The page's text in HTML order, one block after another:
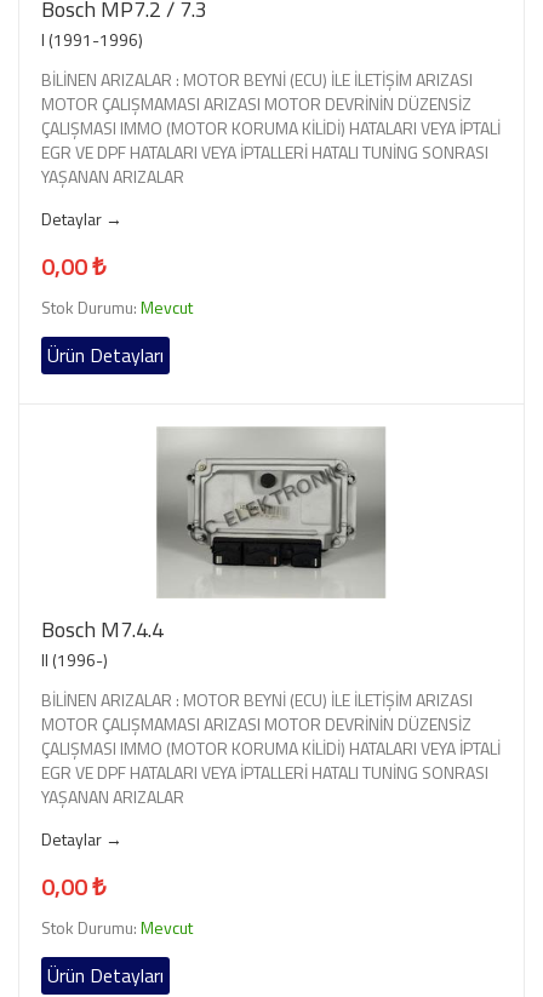
Bosch MP7.2 / 7.3
I (1991-1996)
BİLİNEN ARIZALAR : MOTOR BEYNİ (ECU) İLE İLETİŞİM ARIZASI
MOTOR ÇALIŞMAMASI ARIZASI MOTOR DEVRİNİN DÜZENSİZ
ÇALIŞMASI IMMO (MOTOR KORUMA KİLİDİ) HATALARI VEYA İPTALİ
EGR VE DPF HATALARI VEYA İPTALLERİ HATALI TUNİNG SONRASI
YAŞANAN ARIZALAR
Detaylar →
0,00 ₺
Stok Durumu:Mevcut
Ürün Detayları
Bosch M7.4.4
II (1996-)
BİLİNEN ARIZALAR : MOTOR BEYNİ (ECU) İLE İLETİŞİM ARIZASI
MOTOR ÇALIŞMAMASI ARIZASI MOTOR DEVRİNİN DÜZENSİZ
ÇALIŞMASI IMMO (MOTOR KORUMA KİLİDİ) HATALARI VEYA İPTALİ
EGR VE DPF HATALARI VEYA İPTALLERİ HATALI TUNİNG SONRASI
YAŞANAN ARIZALAR
Detaylar →
0,00 ₺
Stok Durumu:Mevcut
Ürün Detayları